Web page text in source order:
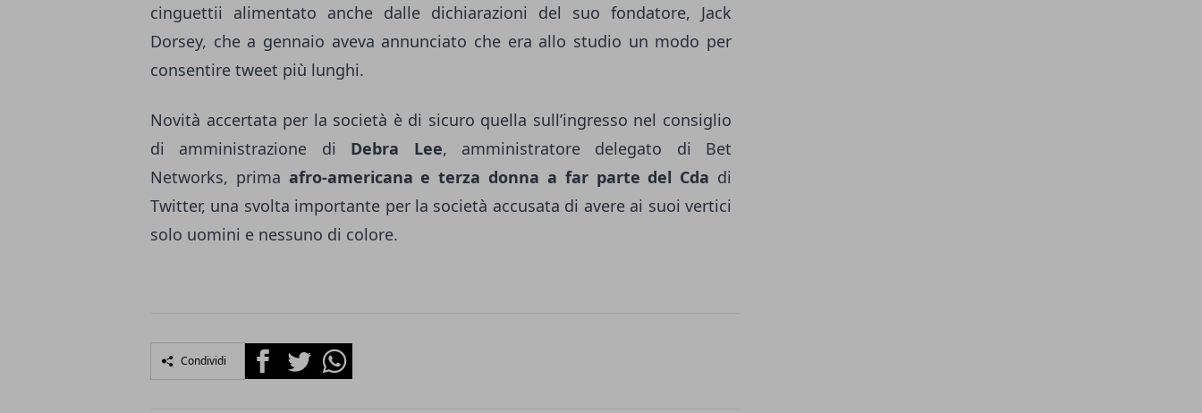
cinguettii alimentato anche dalle dichiarazioni del suo fondatore, Jack
Dorsey, che a gennaio aveva annunciato che era allo studio un modo per
consentire tweet più lunghi.
Novità accertata per la società è di sicuro quella sull’ingresso nel consiglio
di amministrazione di Debra Lee, amministratore delegato di Bet
Networks, prima afro-americana e terza donna a far parte del Cda di
Twitter, una svolta importante per la società accusata di avere ai suoi vertici
solo uomini e nessuno di colore.
Condividi FacebookTwitterWhatsapp